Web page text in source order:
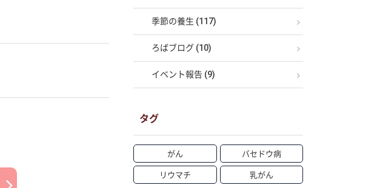
季節の養生 (117)
ろばブログ (10)
イベント報告 (9)
タグ
がん バセドウ病
リウマチ 乳がん